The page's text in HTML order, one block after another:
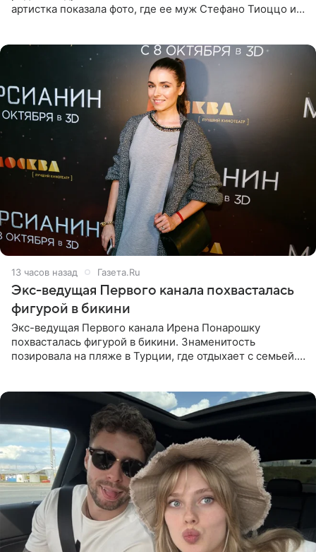
артистка показала фото, где ее муж Стефано Тиоццо и
13 часов назад Газета.Ru
Экс-ведущая Первого канала похвасталась
фигурой в бикини
Экс-ведущая Первого канала Ирена Понарошку
похвасталась фигурой в бикини. Знаменитость
позировала на пляже в Турции, где отдыхает с семьей.